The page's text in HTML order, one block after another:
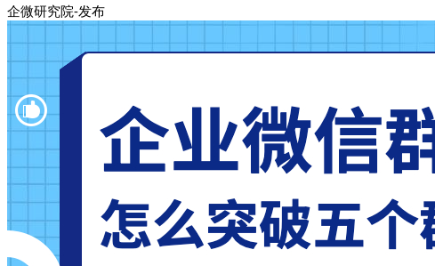
企微研究院-发布